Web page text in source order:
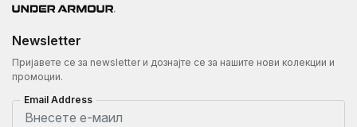
Newsletter
Пријавете се за newsletter и дознајте се за нашите нови колекции и
промоции.
Email Address